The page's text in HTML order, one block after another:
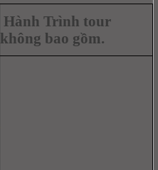
Hành Trình tour
không bao gồm.